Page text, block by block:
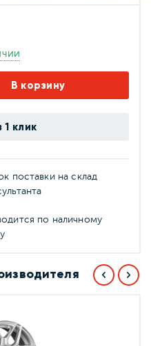
В корзину
1 клик
поставки на склад
по наличному